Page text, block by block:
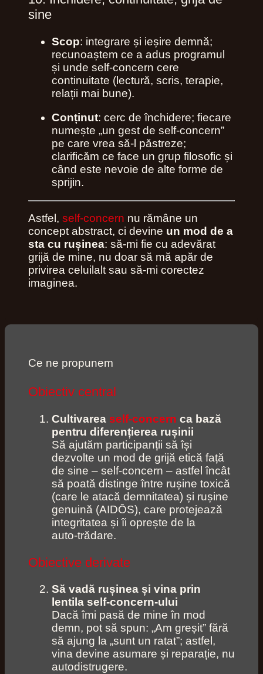
sine
Scop: integrare și ieșire demnă;
recunoaștem ce a adus programul
și unde self‑concern cere
continuitate (lectură, scris, terapie,
relații mai bune).
Conținut: cerc de închidere; fiecare
numește „un gest de self‑concern”
pe care vrea să-l păstreze;
clarificăm ce face un grup filosofic și
când este nevoie de alte forme de
sprijin.
Astfel, self‑concern nu rămâne un
concept abstract, ci devine un mod de a
sta cu rușinea: să-mi fie cu adevărat
grijă de mine, nu doar să mă apăr de
privirea celuilalt sau să-mi corectez
imaginea.
Ce ne propunem
Obiectiv central
Cultivarea self‑concern ca bază
pentru diferențierea rușinii
Să ajutăm participanții să își
dezvolte un mod de grijă etică față
de sine – self‑concern – astfel încât
să poată distinge între rușine toxică
(care le atacă demnitatea) și rușine
genuină (AIDŌS), care protejează
integritatea și îi oprește de la
auto‑trădare.
Obiective derivate
Să vadă rușinea și vina prin
lentila self‑concern‑ului
Dacă îmi pasă de mine în mod
demn, pot să spun: „Am greșit” fără
să ajung la „sunt un ratat”; astfel,
vina devine asumare și reparație, nu
autodistrugere.